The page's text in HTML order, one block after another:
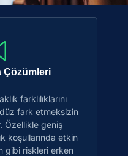
Çözümleri
farklılıklarını
fark etmeksizin
Özellikle geniş
koşullarında etkin
gibi riskleri erken